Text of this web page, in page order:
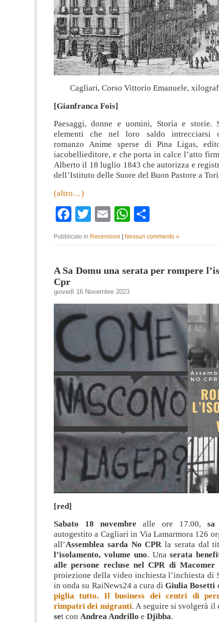
Cagliari, Corso Vittorio Emanuele,
[Gianfranca Fois]
Paesaggi, donne e uomini, Storia e storie.
elementi che nel loro saldo intrecciarsi
romanzo Anime sperse di Pina Ligas,
iacobellieditore, e che porta in calce l’atto
Alberto il 18 luglio 1843 che autorizza e
dell’Istituto delle Suore del Buon Pastore a
(altro…)
Facebook
TwitterEmailWhatsApp
Pubblicato in Recensioni | Nessun commento »
A Sa Domu una serata per rompere
Cpr
giovedì 16 Novembre 2023
[red]
Sabato 18 novembre alle ore 17.00, sa
autogestito a Cagliari in Via Lamarmora 126
all’Assemblea sarda No CPR la serata dal
l’isolamento, volume uno. Unaserata
alle persone recluse nel CPR di Macomer
proiezione della video inchiesta l’inchiesta di
in onda su RaiNews24 a cura diGiulia Bosetti
piglia tutto. Il business dei centri di
rimpatri dei migranti. A seguire si svolgerà
set con Andrea Andrillo e Djibba.